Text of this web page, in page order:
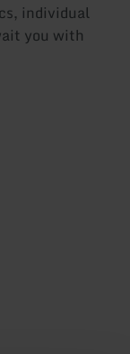
individual
you with